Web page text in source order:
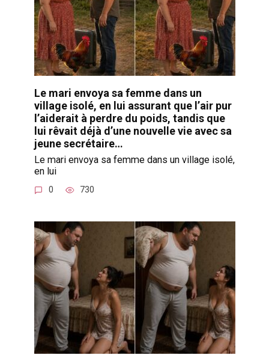
Le mari envoya sa femme dans un
village isolé, en lui assurant que l’air pur
l’aiderait à perdre du poids, tandis que
lui rêvait déjà d’une nouvelle vie avec sa
jeune secrétaire…
Le mari envoya sa femme dans un village isolé,
en lui
0 730